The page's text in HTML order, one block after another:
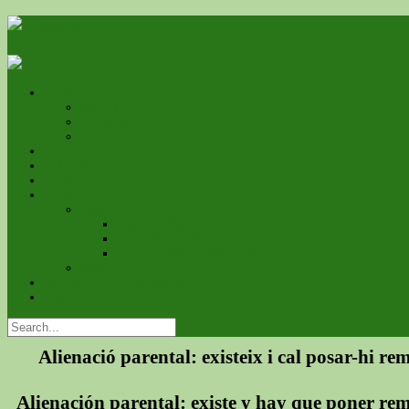
Alienació parental: existeix i cal posar-hi
Alienación parental: existe y hay que poner